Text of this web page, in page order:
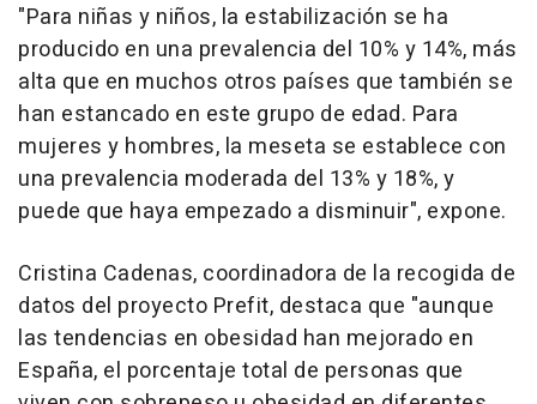
"Para niñas y niños, la estabilización se ha
producido en una prevalencia del 10% y 14%, más
alta que en muchos otros países que también se
han estancado en este grupo de edad. Para
mujeres y hombres, la meseta se establece con
una prevalencia moderada del 13% y 18%, y
puede que haya empezado a disminuir", expone.
Cristina Cadenas, coordinadora de la recogida de
datos del proyecto Prefit, destaca que "aunque
las tendencias en obesidad han mejorado en
España, el porcentaje total de personas que